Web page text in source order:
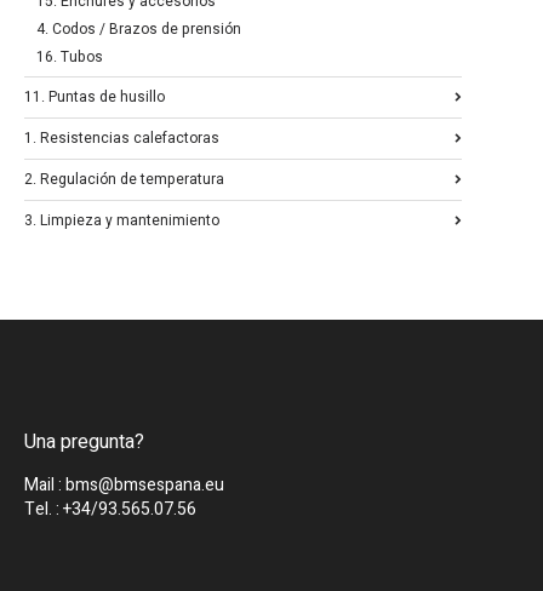
4. Codos / Brazos de prensión
16. Tubos
11. Puntas de husillo
1. Resistencias calefactoras
2. Regulación de temperatura
3. Limpieza y mantenimiento
Una pregunta?
Mail : bms@bmsespana.eu
Tel. : +34/93.565.07.56